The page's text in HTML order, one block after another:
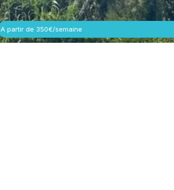
A partir de 350€/semaine